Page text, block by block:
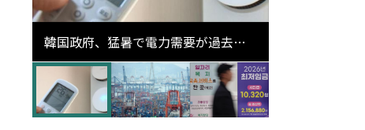
韓国政府、猛暑で電力需要が過去最
高更新の可能性に需給対応体制を点
検